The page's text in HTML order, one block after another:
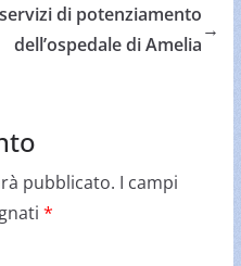
di potenziamento
dell’ospedale di Amelia
→
pubblicato. I campi
*